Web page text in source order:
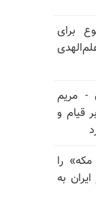
برای
- مریم
قیام و
را
به